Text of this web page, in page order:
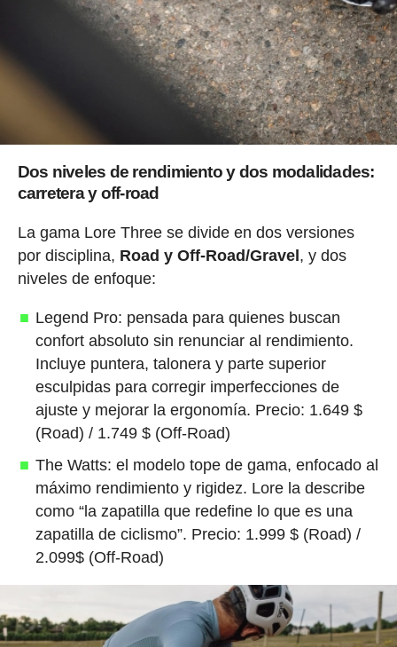
Dos niveles de rendimiento y dos modalidades:
carretera y off-road
La gama Lore Three se divide en dos versiones
por disciplina, Road y Off-Road/Gravel , y dos
niveles de enfoque:
Legend Pro: pensada para quienes buscan
confort absoluto sin renunciar al rendimiento.
Incluye puntera, talonera y parte superior
esculpidas para corregir imperfecciones de
ajuste y mejorar la ergonomía. Precio: 1.649 $
(Road) / 1.749 $ (Off-Road)
The Watts: el modelo tope de gama, enfocado al
máximo rendimiento y rigidez. Lore la describe
como “la zapatilla que redefine lo que es una
zapatilla de ciclismo”. Precio: 1.999 $ (Road) /
2.099$ (Off-Road)